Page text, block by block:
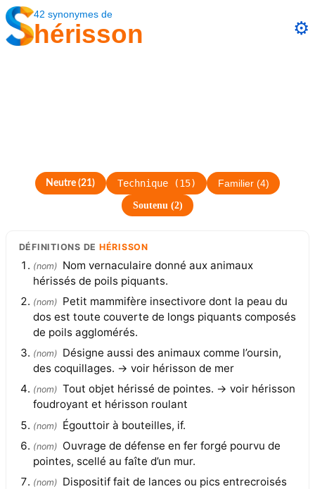
42 synonymes de
hérisson ⚙️
Neutre (21) Technique(15) Familier(4)
Soutenu (2)
DÉFINITIONS DE HÉRISSON
(nom) Nom vernaculaire donné aux animaux
hérissés de poils piquants.
(nom) Petit mammifère insectivore dont la peau du
dos est toute couverte de longs piquants composés
de poils agglomérés.
(nom) Désigne aussi des animaux comme l’oursin,
des coquillages. → voir hérisson de mer
(nom) Tout objet hérissé de pointes. → voir hérisson
foudroyant et hérisson roulant
(nom) Égouttoir à bouteilles, if.
(nom) Ouvrage de défense en fer forgé pourvu de
pointes, scellé au faîte d’un mur.
(nom) Dispositif fait de lances ou pics entrecroisés